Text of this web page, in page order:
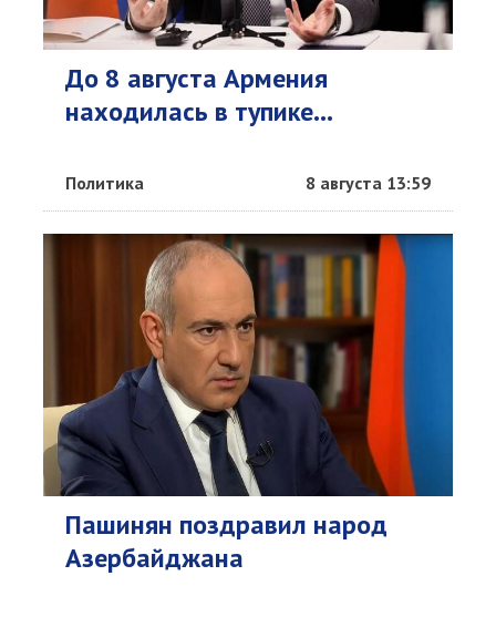
До 8 августа Армения
находилась в тупике...
Политика 8 августа 13:59
Пашинян поздравил народ
Азербайджана